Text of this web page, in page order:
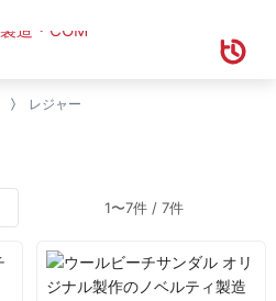
レジャー
1〜7件 / 7件